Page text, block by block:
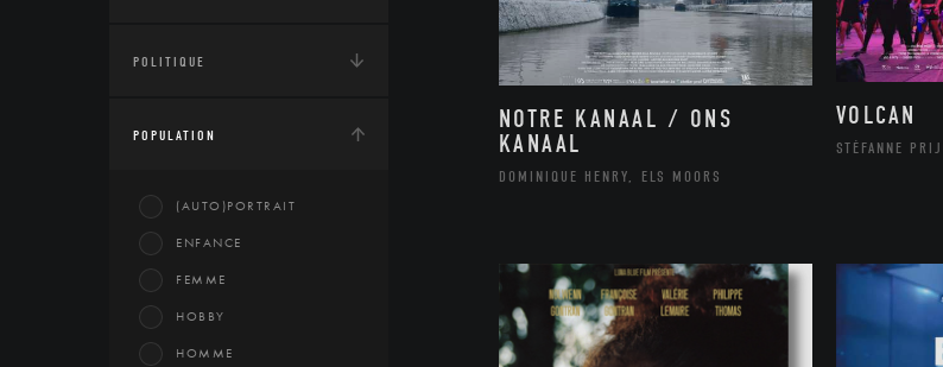
POLITIQUE
POPULATION
(AUTO)PORTRAIT
ENFANCE
FEMME
HOBBY
HOMME
NOTRE KANAAL / ONS
KANAAL
DOMINIQUE HENRY, ELS MOORS
VOLCAN
STÉFANNE